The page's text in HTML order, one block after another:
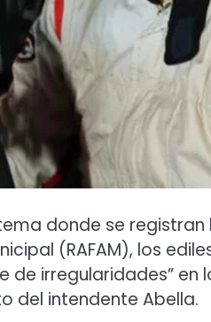
donde se
(RAFAM), los
de irregularidades”
del intendente Abella.